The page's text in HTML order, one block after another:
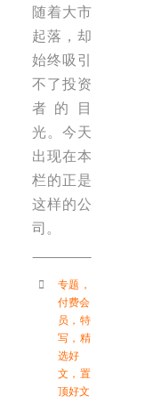
随着大市
起落，却
始终吸引
不了投资
者的目
光。今天
出现在本
栏的正是
这样的公
司。
专题 ，
付费会
员 ， 特
写 ， 精
选好
文 ， 置
顶好文